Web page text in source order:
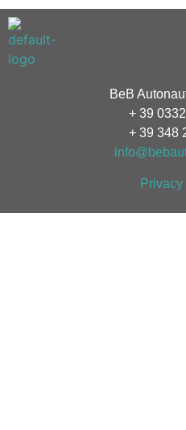
BeB
+ 39
+ 39 348